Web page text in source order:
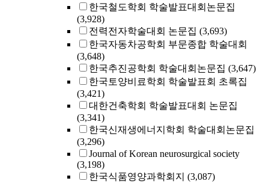
한국철도학회 학술발표대회논문집
(3,928)
전력전자학술대회 논문집 (3,693)
한국자동차공학회 부문종합 학술대회
(3,648)
한국추진공학회 학술대회논문집 (3,647)
한국토양비료학회 학술발표회 초록집
(3,421)
대한건축학회 학술발표대회 논문집
(3,341)
한국신재생에너지학회 학술대회논문집
(3,296)
Journal of Korean neurosurgical society
(3,198)
한국식품영양과학회지 (3,087)